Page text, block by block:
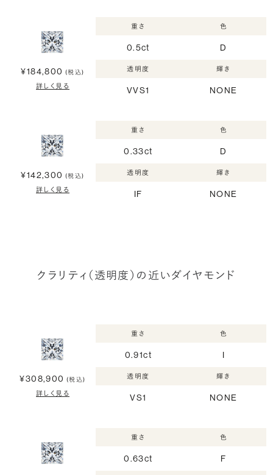
¥184,800 (税込)
詳しく見る
重さ
0.5ct
色
D
透明度
VVS1
輝き
NONE
¥142,300 (税込)
詳しく見る
重さ
0.33ct
色
D
透明度
IF
輝き
NONE
クラリティ（透明度）の近いダイヤモンド
¥308,900 (税込)
詳しく見る
重さ
0.91ct
色
I
透明度
VS1
輝き
NONE
重さ
0.63ct
色
F